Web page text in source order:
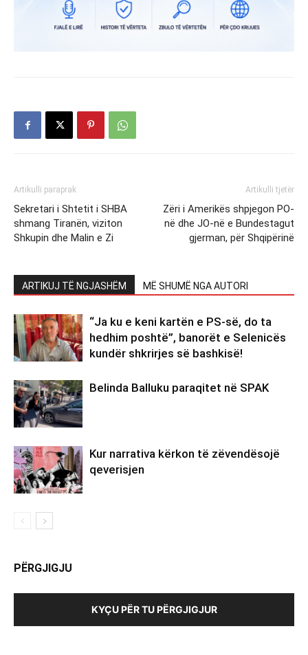
Artikulli paraprak
Sekretari i Shtetit i SHBA
shmang Tiranën, viziton
Shkupin dhe Malin e Zi
Artikulli tjetër
Zëri i Amerikës shpjegon PO-
në dhe JO-në e Bundestagut
gjerman, për Shqipërinë
ARTIKUJ TË NGJASHËM MË SHUMË NGA AUTORI
“Ja ku e keni kartën e PS-së, do ta
hedhim poshtë”, banorët e Selenicës
kundër shkrirjes së bashkisë!
Belinda Balluku paraqitet në SPAK
Kur narrativa kërkon të zëvendësojë
qeverisjen
PËRGJIGJU
KYÇU PËR TU PËRGJIGJUR